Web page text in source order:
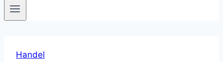
Handel